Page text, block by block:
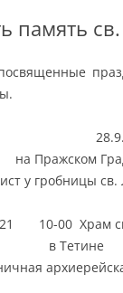
память
на Пражском
у гробницы
10-00 Храм
в Тетине